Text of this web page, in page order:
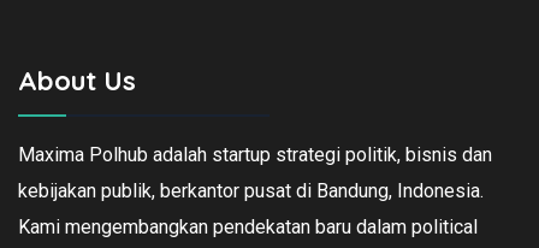
About Us
Maxima Polhub adalah startup strategi politik, bisnis dan
kebijakan publik, berkantor pusat di Bandung, Indonesia.
Kami mengembangkan pendekatan baru dalam political